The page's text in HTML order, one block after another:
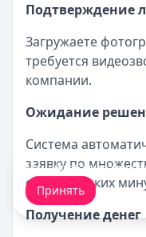
Подтверждение
Загружаете
требуется
компании.
Ожидание
Система
заявку по
от нескольких
Получение денег
Мы обрабатываем
Принять